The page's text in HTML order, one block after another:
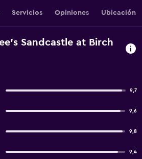
Servicios Opiniones Ubicación
Sandcastle at Birch
9,7
9,6
9,8
9,4